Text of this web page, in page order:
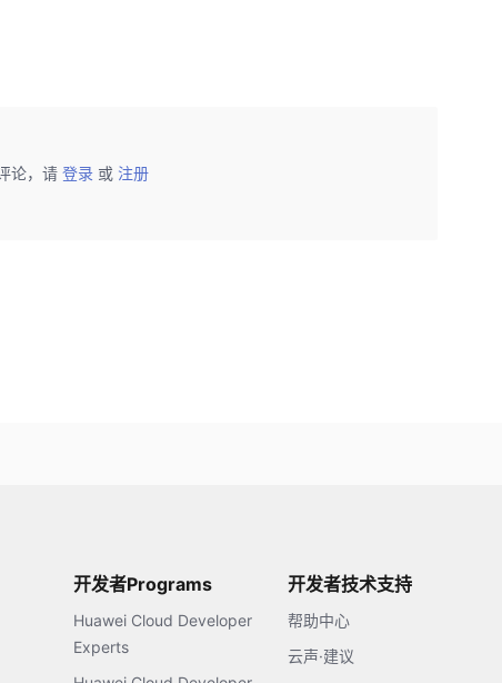
论，请 登录 或 注册
开发者Programs
Huawei Cloud Developer
Experts
开发者技术支持
帮助中心
云声·建议